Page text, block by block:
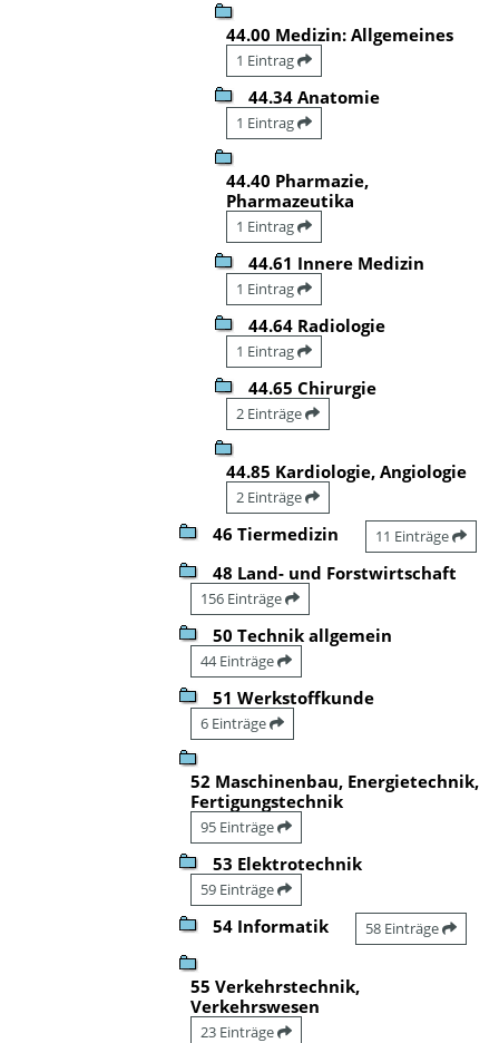
44.00 Medizin: Allgemeines
1 Eintrag
44.34 Anatomie
1 Eintrag
44.40 Pharmazie,
Pharmazeutika
1 Eintrag
44.61 Innere Medizin
1 Eintrag
44.64 Radiologie
1 Eintrag
44.65 Chirurgie
2 Einträge
44.85 Kardiologie, Angiologie
2 Einträge
46 Tiermedizin 11 Einträge
48 Land- und Forstwirtschaft
156 Einträge
50 Technik allgemein
44 Einträge
51 Werkstoffkunde
6 Einträge
52 Maschinenbau, Energietechnik,
Fertigungstechnik
95 Einträge
53 Elektrotechnik
59 Einträge
54 Informatik 58 Einträge
55 Verkehrstechnik,
Verkehrswesen
23 Einträge